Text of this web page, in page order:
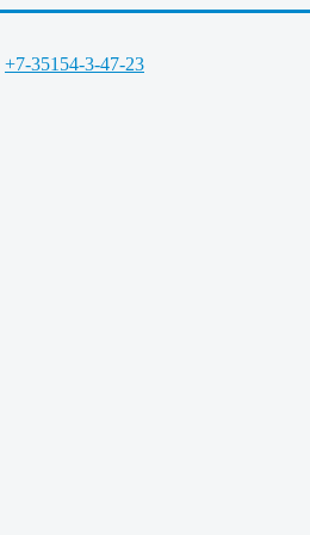
+7-35154-3-47-23